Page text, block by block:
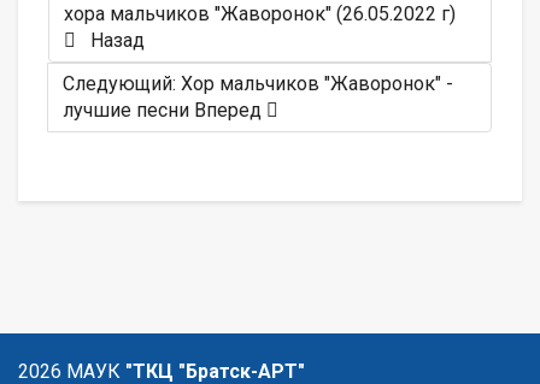
хора мальчиков "Жаворонок" (26.05.2022 г)
Назад
Следующий: Хор мальчиков "Жаворонок" -
лучшие песни Вперед
2026 МАУК "ТКЦ "Братск-АРТ"